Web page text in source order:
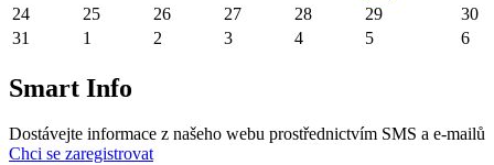
24 25 26 27 28 29
30
31
1 2 3 4 5 6
Smart Info
Dostávejte informace z našeho webu prostřednictvím SMS a e-mailů
Chci se zaregistrovat